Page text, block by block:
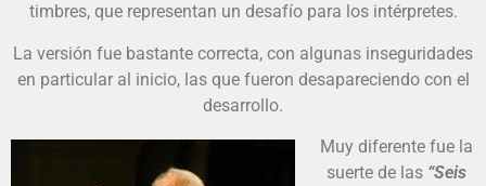
timbres, que representan un desafío para los intérpretes.
La versión fue bastante correcta, con algunas inseguridades
en particular al inicio, las que fueron desapareciendo con el
desarrollo.
Muy diferente fue la
suerte de las “Seis